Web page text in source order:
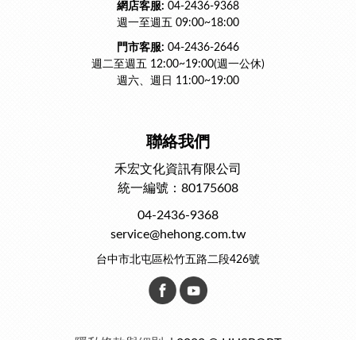
網店客服: 04-2436-9368
週一至週五 09:00~18:00
門市客服: 04-2436-2646
週二至週五 12:00~19:00(週一公休)
週六、週日 11:00~19:00
聯絡我們
禾宏文化資訊有限公司
統一編號：80175608
04-2436-9368
service@hehong.com.tw
台中市北屯區松竹五路二段426號